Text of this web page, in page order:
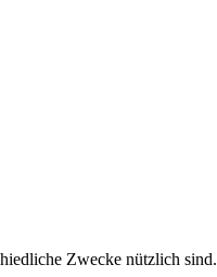
Zwecke nützlich sind.